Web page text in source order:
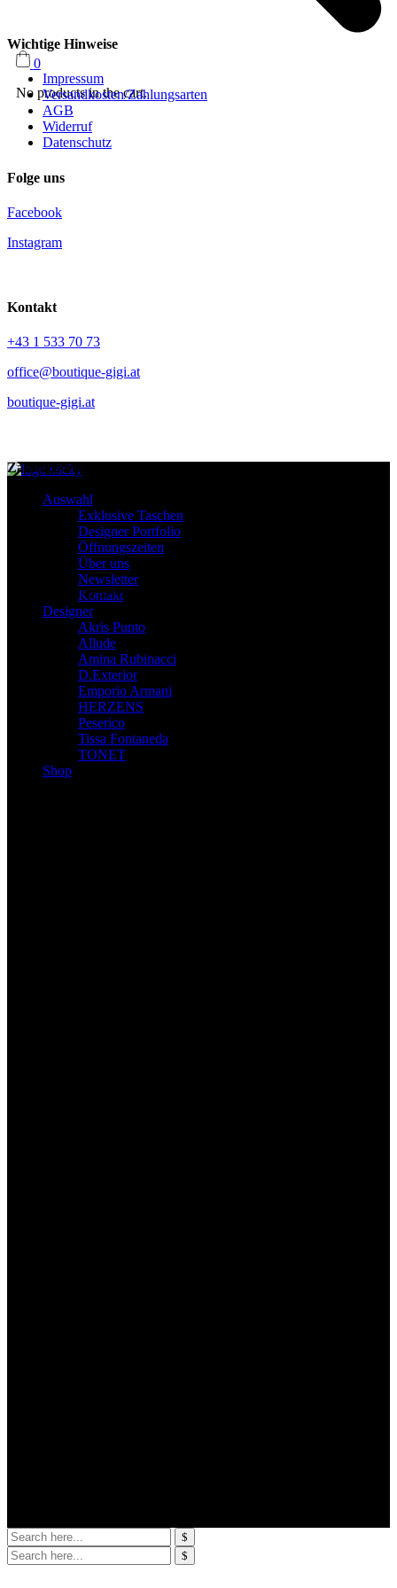
0
No products in the cart.
Auswahl
Exklusive Taschen
Designer Portfolio
Öffnungszeiten
Über uns
Newsletter
Kontakt
Designer
Akris Punto
Allude
Amina Rubinacci
D.Exterior
Emporio Armani
HERZENS
Peserico
Tissa Fontaneda
TONET
Shop
Wichtige Hinweise
Impressum
Versandkosten/Zahlungsarten
AGB
Widerruf
Datenschutz
Folge uns
Facebook
Instagram
Kontakt
+43 1 533 70 73
office@boutique-gigi.at
boutique-gigi.at
Zahlungsmittel – Versand
Diese Seite und deren Inhalte sind urheberrechtlich geschützt